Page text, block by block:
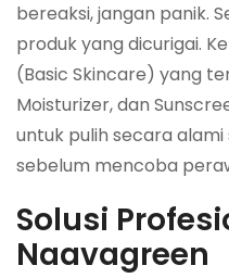
bereaksi, jangan panik.
produk yang dicurigai.
(Basic Skincare) yang
Moisturizer, dan
untuk pulih secara
sebelum mencoba
Solusi
Naavagreen